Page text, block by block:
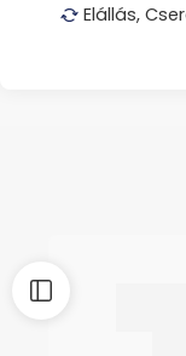
Elállás,